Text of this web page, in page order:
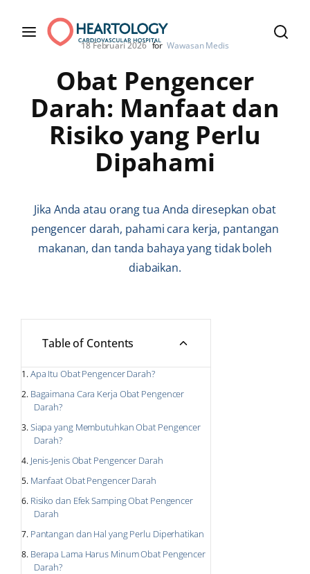
18 Februari 2026 for Wawasan Medis
Obat Pengencer
Darah: Manfaat dan
Risiko yang Perlu
Dipahami
Jika Anda atau orang tua Anda diresepkan obat
pengencer darah, pahami cara kerja, pantangan
makanan, dan tanda bahaya yang tidak boleh
diabaikan.
Table of Contents
Apa Itu Obat Pengencer Darah?
Bagaimana Cara Kerja Obat Pengencer
Darah?
Siapa yang Membutuhkan Obat Pengencer
Darah?
Jenis-Jenis Obat Pengencer Darah
Manfaat Obat Pengencer Darah
Risiko dan Efek Samping Obat Pengencer
Darah
Pantangan dan Hal yang Perlu Diperhatikan
Berapa Lama Harus Minum Obat Pengencer
Darah?